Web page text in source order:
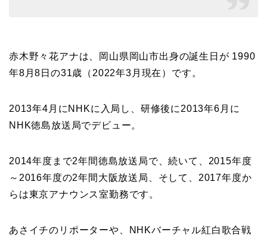
赤木野々花アナは、岡山県岡山市出身の誕生日が 1990
年8月8日の31歳（2022年3月現在）です。
2013年4月にNHKに入局し、研修後に2013年6月に
NHK徳島放送局でデビュー。
2014年度まで2年間徳島放送局で、続いて、2015年度
～2016年度の2年間大阪放送局、そして、2017年度か
らは東京アナウンス室勤務です。
あさイチのリポーターや、NHKバーチャル紅白歌合戦